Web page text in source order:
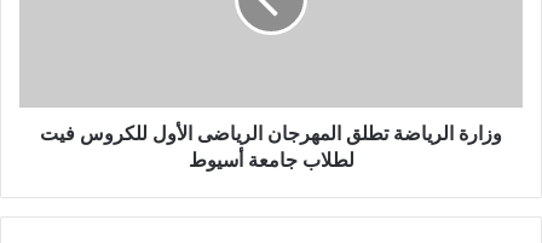
لطلاب
جامعة
وزارة الرياضة تطلق المهرجان الرياضى الأول للكروس فيت
لطلاب جامعة أسيوط